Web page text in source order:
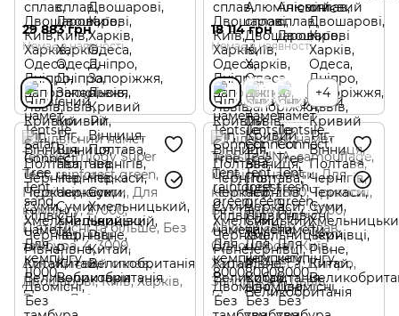
29 883 грн
Немає в наявності
18 114 грн
Немає в наявності
+4